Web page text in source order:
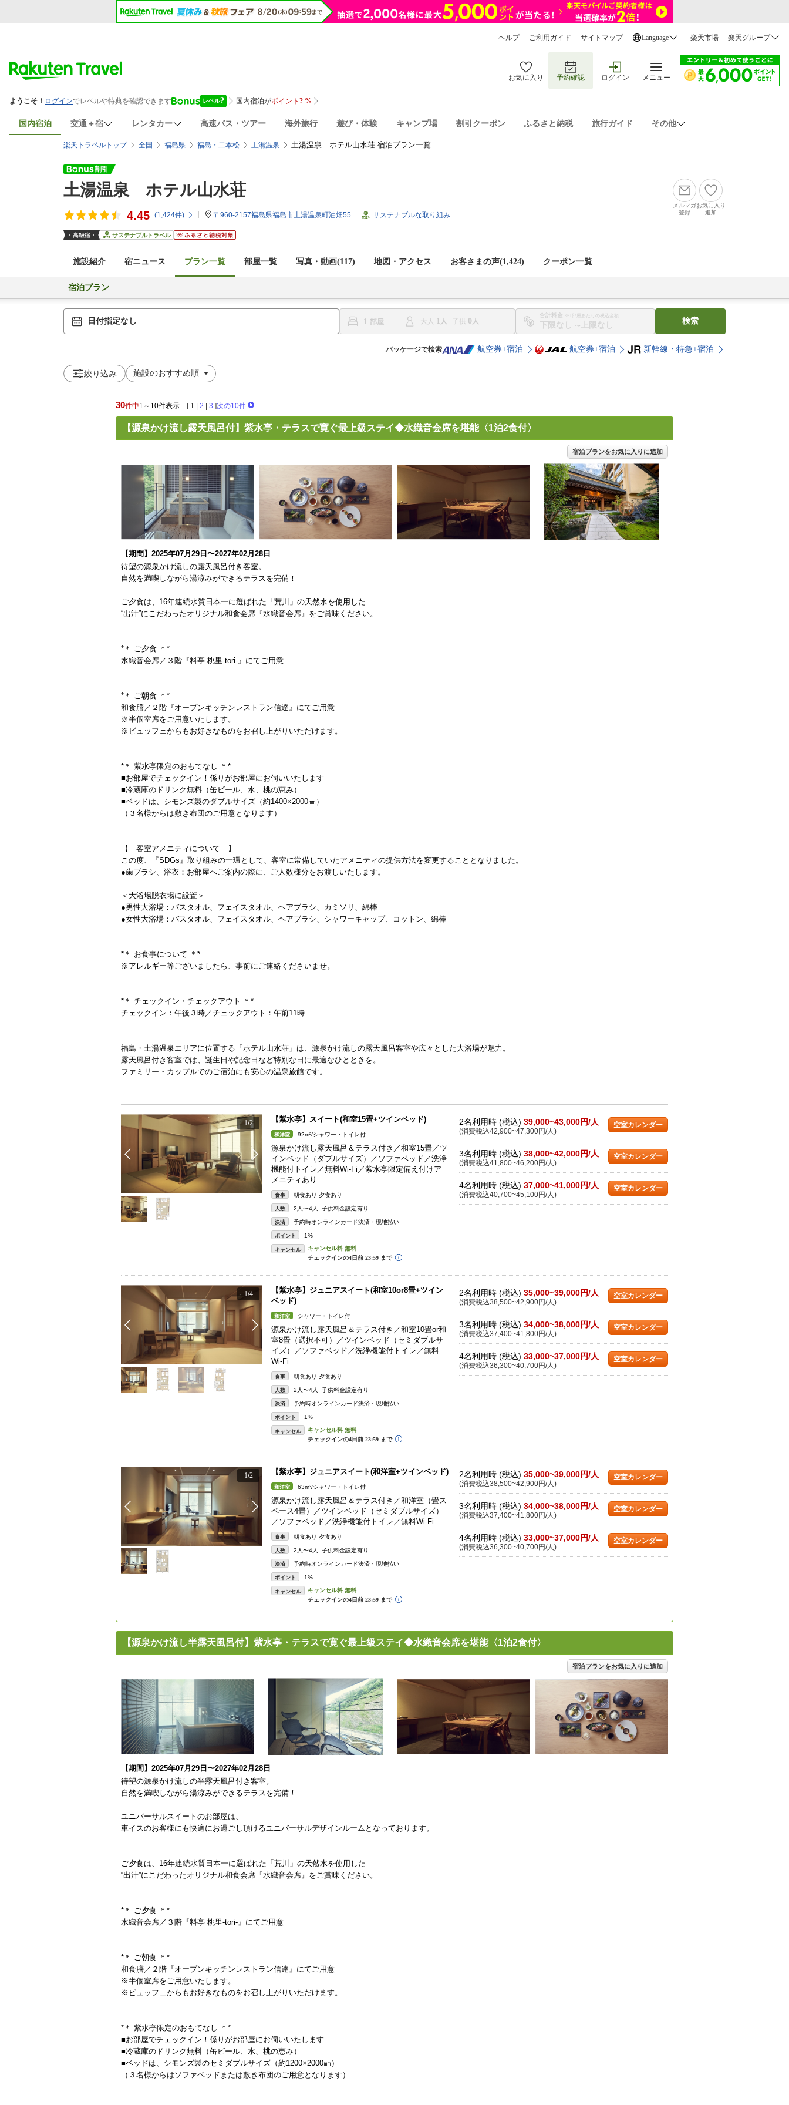
ヘルプ ご利用ガイド サイトマップ Language 楽天市場 楽天グループ
お気に入り 予約確認 ログイン メニュー
国内宿泊 交通＋宿 レンタカー 高速バス・ツアー 海外旅行 遊び・体験 キャンプ場 割引クーポン ふるさと納税 旅行ガイド その他
楽天トラベルトップ 全国 福島県 福島・二本松 土湯温泉 土湯温泉 ホテル山水荘 宿泊プラン一覧
土湯温泉 ホテル山水荘
4.45 (1,424件) 〒960-2157福島県福島市土湯温泉町油畑55 サステナブルな取り組み
サステナブルトラベル
メルマガ
登録
お気に入り
追加
施設紹介 宿ニュース プラン一覧 部屋一覧 写真・動画(117) 地図・アクセス お客さまの声(1,424) クーポン一覧
宿泊プラン
日付指定なし 1 大人 1 子供 0
合計料金 ※1部屋あたりの税込金額
〜
検索
パッケージで検索 航空券+宿泊 航空券+宿泊 新幹線・特急+宿泊
絞り込み
30件中1～10件表示 [ 1 2 3 ]次の10件
【源泉かけ流し露天風呂付】紫水亭・テラスで寛ぐ最上級ステイ◆水織音会席を堪能〈1泊2食付〉
宿泊プランをお気に入りに追加
【期間】2025年07月29日〜2027年02月28日
待望の源泉かけ流しの露天風呂付き客室。
自然を満喫しながら湯涼みができるテラスを完備！
ご夕食は、16年連続水質日本一に選ばれた「荒川」の天然水を使用した
“出汁”にこだわったオリジナル和食会席『水織音会席』をご賞味ください。
*＊ ご夕食 ＊*
水織音会席／３階『料亭 桃里-tori-』にてご用意
*＊ ご朝食 ＊*
和食膳／２階『オープンキッチンレストラン信達』にてご用意
※半個室席をご用意いたします。
※ビュッフェからもお好きなものをお召し上がりいただけます。
*＊ 紫水亭限定のおもてなし ＊*
■お部屋でチェックイン！係りがお部屋にお伺いいたします
■冷蔵庫のドリンク無料（缶ビール、水、桃の恵み）
■ベッドは、シモンズ製のダブルサイズ（約1400×2000㎜）
（３名様からは敷き布団のご用意となります）
【 客室アメニティについて 】
この度、『SDGs』取り組みの一環として、客室に常備していたアメニティの提供方法を変更することとなりました。
●歯ブラシ、浴衣：お部屋へご案内の際に、ご人数様分をお渡しいたします。
＜大浴場脱衣場に設置＞
●男性大浴場：バスタオル、フェイスタオル、ヘアブラシ、カミソリ、綿棒
●女性大浴場：バスタオル、フェイスタオル、ヘアブラシ、シャワーキャップ、コットン、綿棒
*＊ お食事について ＊*
※アレルギー等ございましたら、事前にご連絡くださいませ。
*＊ チェックイン・チェックアウト ＊*
チェックイン：午後３時／チェックアウト：午前11時
福島・土湯温泉エリアに位置する「ホテル山水荘」は、源泉かけ流しの露天風呂客室や広々とした大浴場が魅力。
露天風呂付き客室では、誕生日や記念日など特別な日に最適なひとときを。
ファミリー・カップルでのご宿泊にも安心の温泉旅館です。
1/2 【紫水亭】スイート(和室15畳+ツインベッド)
和洋室 92m²/シャワー・トイレ付
源泉かけ流し露天風呂＆テラス付き／和室15畳／ツ
インベッド（ダブルサイズ）／ソファベッド／洗浄
機能付トイレ／無料Wi-Fi／紫水亭限定備え付けア
メニティあり
食事 朝食あり 夕食あり
人数 2人〜4人 子供料金設定有り
決済 予約時オンラインカード決済・現地払い
ポイント 1%
キャンセル
2名利用時 (税込) 39,000~43,000円/人
(消費税込42,900~47,300円/人)
空室カレンダー
3名利用時 (税込) 38,000~42,000円/人
(消費税込41,800~46,200円/人)
空室カレンダー
4名利用時 (税込) 37,000~41,000円/人
(消費税込40,700~45,100円/人)
空室カレンダー
1/4
【紫水亭】ジュニアスイート(和室10or8畳+ツイン
ベッド)
和洋室 シャワー・トイレ付
源泉かけ流し露天風呂＆テラス付き／和室10畳or和
室8畳（選択不可）／ツインベッド（セミダブルサ
イズ）／ソファベッド／洗浄機能付トイレ／無料
Wi-Fi
食事 朝食あり 夕食あり
人数 2人〜4人 子供料金設定有り
決済 予約時オンラインカード決済・現地払い
ポイント 1%
キャンセル
2名利用時 (税込) 35,000~39,000円/人
(消費税込38,500~42,900円/人)
空室カレンダー
3名利用時 (税込) 34,000~38,000円/人
(消費税込37,400~41,800円/人)
空室カレンダー
4名利用時 (税込) 33,000~37,000円/人
(消費税込36,300~40,700円/人)
空室カレンダー
1/2 【紫水亭】ジュニアスイート(和洋室+ツインベッド)
和洋室 63m²/シャワー・トイレ付
源泉かけ流し露天風呂＆テラス付き／和洋室（畳ス
ペース4畳）／ツインベッド（セミダブルサイズ）
／ソファベッド／洗浄機能付トイレ／無料Wi-Fi
食事 朝食あり 夕食あり
人数 2人〜4人 子供料金設定有り
決済 予約時オンラインカード決済・現地払い
ポイント 1%
キャンセル
2名利用時 (税込) 35,000~39,000円/人
(消費税込38,500~42,900円/人)
空室カレンダー
3名利用時 (税込) 34,000~38,000円/人
(消費税込37,400~41,800円/人)
空室カレンダー
4名利用時 (税込) 33,000~37,000円/人
(消費税込36,300~40,700円/人)
空室カレンダー
【源泉かけ流し半露天風呂付】紫水亭・テラスで寛ぐ最上級ステイ◆水織音会席を堪能〈1泊2食付〉
宿泊プランをお気に入りに追加
【期間】2025年07月29日〜2027年02月28日
待望の源泉かけ流しの半露天風呂付き客室。
自然を満喫しながら湯涼みができるテラスを完備！
ユニバーサルスイートのお部屋は、
車イスのお客様にも快適にお過ごし頂けるユニバーサルデザインルームとなっております。
ご夕食は、16年連続水質日本一に選ばれた「荒川」の天然水を使用した
“出汁”にこだわったオリジナル和食会席『水織音会席』をご賞味ください。
*＊ ご夕食 ＊*
水織音会席／３階『料亭 桃里-tori-』にてご用意
*＊ ご朝食 ＊*
和食膳／２階『オープンキッチンレストラン信達』にてご用意
※半個室席をご用意いたします。
※ビュッフェからもお好きなものをお召し上がりいただけます。
*＊ 紫水亭限定のおもてなし ＊*
■お部屋でチェックイン！係りがお部屋にお伺いいたします
■冷蔵庫のドリンク無料（缶ビール、水、桃の恵み）
■ベッドは、シモンズ製のセミダブルサイズ（約1200×2000㎜）
（３名様からはソファベッドまたは敷き布団のご用意となります）